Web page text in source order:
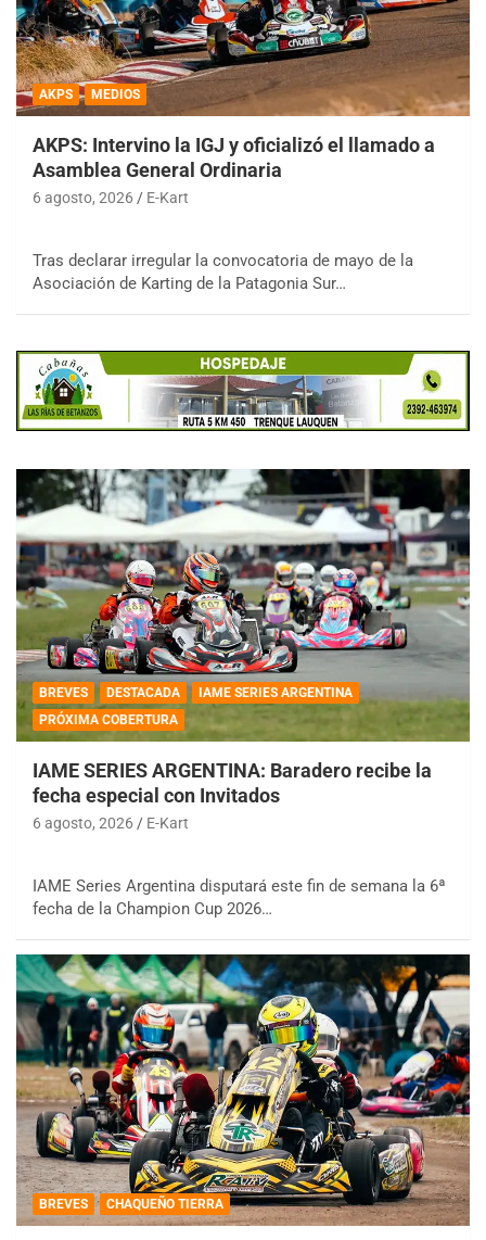
AKPS MEDIOS
AKPS: Intervino la IGJ y oficializó el llamado a
Asamblea General Ordinaria
6 agosto, 2026 E-Kart
Tras declarar irregular la convocatoria de mayo de la
Asociación de Karting de la Patagonia Sur…
BREVES DESTACADA
IAME SERIES ARGENTINA
PRÓXIMA COBERTURA
IAME SERIES ARGENTINA: Baradero recibe la
fecha especial con Invitados
6 agosto, 2026 E-Kart
IAME Series Argentina disputará este fin de semana la 6ª
fecha de la Champion Cup 2026…
BREVES CHAQUEÑO TIERRA